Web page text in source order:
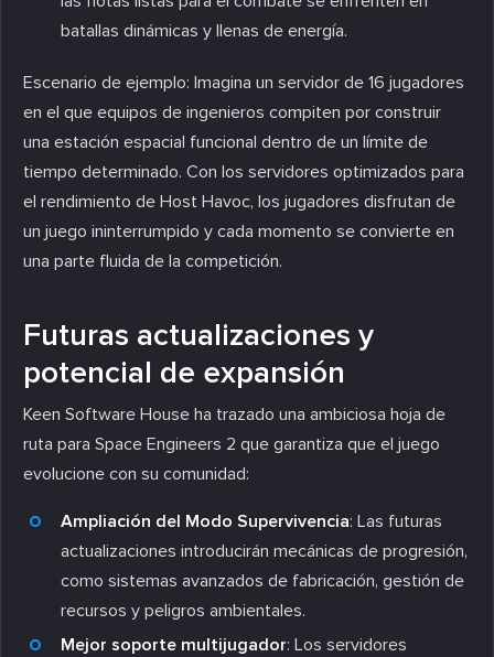
batallas dinámicas y llenas de energía.
Escenario de ejemplo: Imagina un servidor de 16 jugadores
en el que equipos de ingenieros compiten por construir
una estación espacial funcional dentro de un límite de
tiempo determinado. Con los servidores optimizados para
el rendimiento de Host Havoc, los jugadores disfrutan de
un juego ininterrumpido y cada momento se convierte en
una parte fluida de la competición.
Futuras actualizaciones y
potencial de expansión
Keen Software House ha trazado una ambiciosa hoja de
ruta para Space Engineers 2 que garantiza que el juego
evolucione con su comunidad:
Ampliación del Modo Supervivencia: Las futuras
actualizaciones introducirán mecánicas de progresión,
como sistemas avanzados de fabricación, gestión de
recursos y peligros ambientales.
Mejor soporte multijugador: Los servidores